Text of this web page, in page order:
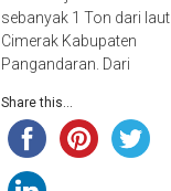
sebanyak 1 Ton dari laut
Cimerak Kabupaten
Pangandaran. Dari
Share this...